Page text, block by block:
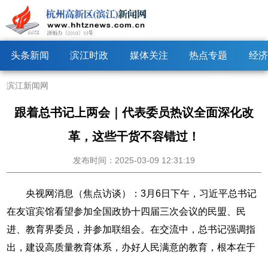
头条新闻 滨江时政 媒体关注 热点专题 经
滨江新闻网
跟着总书记上两会｜代表委员热议全面深化改
革，这些干货不容错过！
发布时间：2025-03-09 12:31:19
央视网消息（焦点访谈）：3月6日下午，习近平总书记
在友谊宾馆看望参加全国政协十四届三次会议的民盟、民
进、教育界委员，并参加联组会。在交流中，总书记强调指
出，建设高质量教育体系，办好人民满意的教育，根本在于